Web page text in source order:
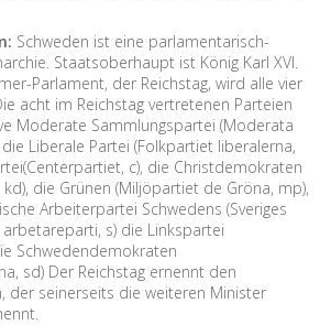
Schweden ist eine parlamentarisch-
Staatsoberhaupt ist König Karl XVI.
Parlament, der Reichstag, wird alle vier
acht im Reichstag vertretenen Parteien
Moderate Sammlungspartei (Moderata
Liberale Partei (Folkpartiet liberalerna,
c), die Christdemokraten
die Grünen (Miljöpartiet de Gröna, mp),
Arbeiterpartei Schwedens (Sveriges
s) die Linkspartei
Schwedendemokraten
sd) Der Reichstag ernennt den
der seinerseits die weiteren Minister